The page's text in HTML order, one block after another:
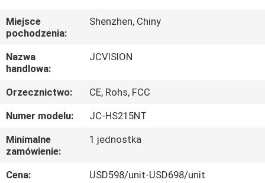
NAS
WYCIECZKA
PO
FABRYCE
KONTROLA
JAKOŚCI
Miejsce
pochodzenia:
Shenzhen, Chiny
Nazwa
handlowa:
JCVISION
Orzecznictwo:
CE, Rohs, FCC
Numer modelu:
JC-HS215NT
Minimalne
zamówienie:
1 jednostka
Cena:
USD598/unit-USD698/unit